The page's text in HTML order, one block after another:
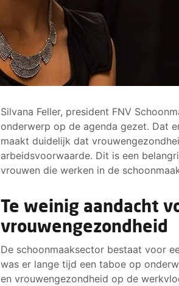
Silvana Feller, president FNV
onderwerp op de agenda gezet. Dat
maakt duidelijk dat
arbeidsvoorwaarde. Dit is een
vrouwen die werken in de
Te weinig aandacht
vrouwengezondheid
De schoonmaaksector bestaat voor
was er lange tijd een taboe op
en vrouwengezondheid op de